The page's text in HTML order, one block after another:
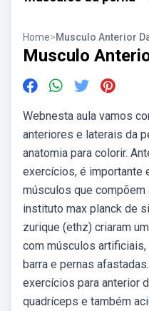
Home>Musculo Anterior
Musculo
Webnesta aula vamos
anteriores e laterais da
anatomia para colorir.
exercícios, é importante
músculos que
instituto max planck de
zurique (ethz) criaram
com músculos artificiais,
barra e pernas
exercícios para anterior
quadríceps e também